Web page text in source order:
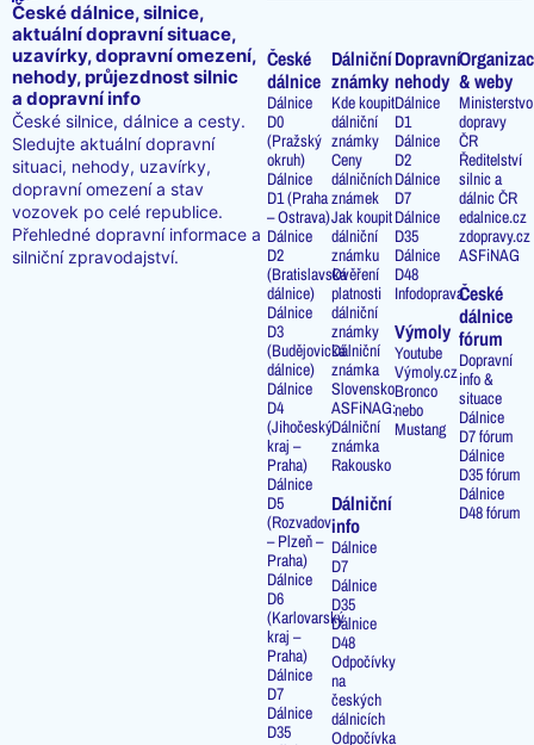
České dálnice, silnice,
aktuální dopravní situace,
uzavírky, dopravní omezení,
nehody, průjezdnost silnic
a dopravní info
České silnice, dálnice a cesty.
Sledujte aktuální dopravní
situaci, nehody, uzavírky,
dopravní omezení a stav
vozovek po celé republice.
Přehledné dopravní informace a
silniční zpravodajství.
České
dálnice
Dálnice
D0
(Pražský
okruh)
Dálnice
D1 (Praha
– Ostrava)
Dálnice
D2
(Bratislavská
dálnice)
Dálnice
D3
(Budějovická
dálnice)
Dálnice
D4
(Jihočeský
kraj –
Praha)
Dálnice
D5
(Rozvadov
– Plzeň –
Praha)
Dálnice
D6
(Karlovarský
kraj –
Praha)
Dálnice
D7
Dálnice
D35
Dálniční
známky
Kde koupit
dálniční
známky
Ceny
dálničních
známek
Jak koupit
dálniční
známku
Ověření
platnosti
dálniční
známky
Dálniční
známka
Slovensko
ASFiNAG:
Dálniční
známka
Rakousko
Dálniční
info
Dálnice
D7
Dálnice
D35
Dálnice
D48
Odpočívky
na
českých
dálnicích
Odpočívka
Dopravní
nehody
Dálnice
D1
Dálnice
D2
Dálnice
D7
Dálnice
D35
Dálnice
D48
Infodoprava
Výmoly
Youtube
Výmoly.cz
Bronco
nebo
Mustang
& weby
Ministerstvo
dopravy
ČR
Ředitelství
silnic a
dálnic ČR
edalnice.cz
zdopravy.cz
ASFiNAG
České
dálnice
fórum
Dopravní
info &
situace
Dálnice
D7 fórum
Dálnice
D35 fórum
Dálnice
D48 fórum